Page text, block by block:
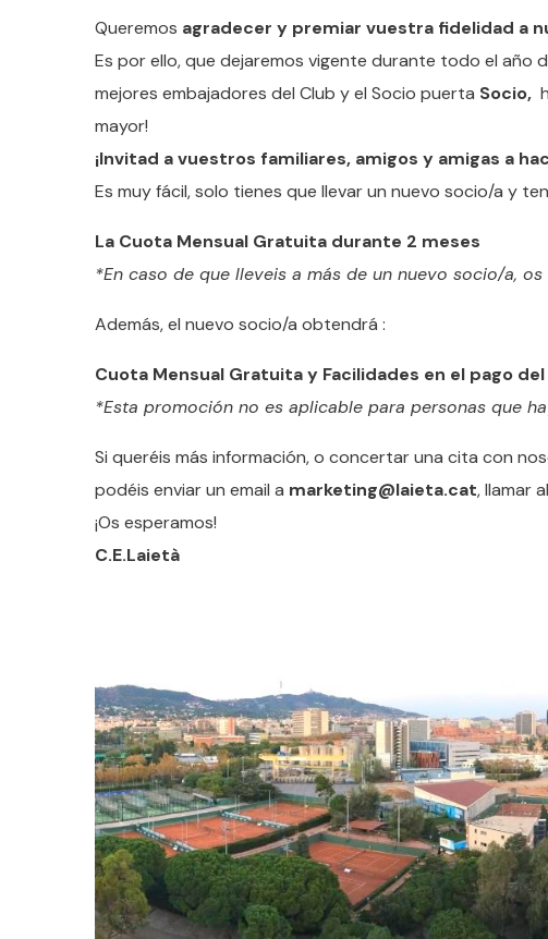
Queremos agradecer y premiar vuestra fidelidad a
Es por ello, que dejaremos vigente durante todo el año
mejores embajadores del Club y el Socio puerta Socio,
mayor!
¡Invitad a vuestros familiares, amigos y amigas a
Es muy fácil, solo tienes que llevar un nuevo socio/a y
La Cuota Mensual Gratuita durante 2 meses
*En caso de que lleveis a más de un nuevo socio/a,
Además, el nuevo socio/a obtendrá :
Cuota Mensual Gratuita y Facilidades en el pago
*Esta promoción no es aplicable para personas que
Si queréis más información, o concertar una cita con
podéis enviar un email a marketing@laieta.cat, llamar al
¡Os esperamos!
C.E.Laietà